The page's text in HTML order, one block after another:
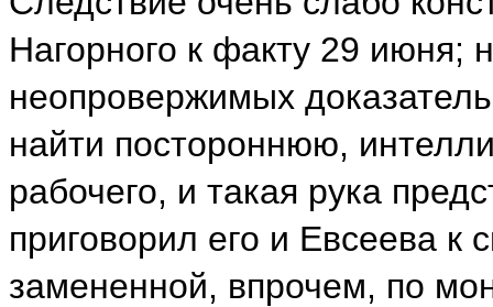
Нагорного к факту 29 июня;
неопровержимых
найти постороннюю,
рабочего, и такая рука
приговорил его и Евсеева к
замененной, впрочем, по